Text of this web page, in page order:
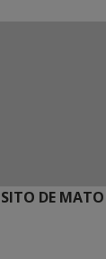
DE